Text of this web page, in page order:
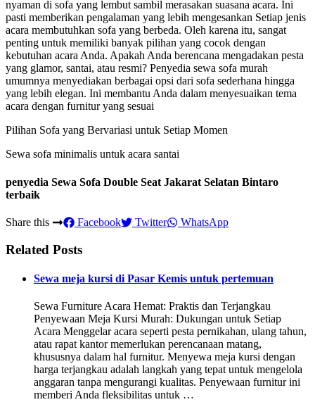
nyaman di sofa yang lembut sambil merasakan suasana acara. Ini
pasti memberikan pengalaman yang lebih mengesankan Setiap jenis
acara membutuhkan sofa yang berbeda. Oleh karena itu, sangat
penting untuk memiliki banyak pilihan yang cocok dengan
kebutuhan acara Anda. Apakah Anda berencana mengadakan pesta
yang glamor, santai, atau resmi? Penyedia sewa sofa murah
umumnya menyediakan berbagai opsi dari sofa sederhana hingga
yang lebih elegan. Ini membantu Anda dalam menyesuaikan tema
acara dengan furnitur yang sesuai
Pilihan Sofa yang Bervariasi untuk Setiap Momen
Sewa sofa minimalis untuk acara santai
penyedia Sewa Sofa Double Seat Jakarat Selatan Bintaro
terbaik
Share this Facebook Twitter WhatsApp
Related Posts
Sewa meja kursi di Pasar Kemis untuk pertemuan
Sewa Furniture Acara Hemat: Praktis dan Terjangkau
Penyewaan Meja Kursi Murah: Dukungan untuk Setiap
Acara Menggelar acara seperti pesta pernikahan, ulang tahun,
atau rapat kantor memerlukan perencanaan matang,
khususnya dalam hal furnitur. Menyewa meja kursi dengan
harga terjangkau adalah langkah yang tepat untuk mengelola
anggaran tanpa mengurangi kualitas. Penyewaan furnitur ini
memberi Anda fleksibilitas untuk …